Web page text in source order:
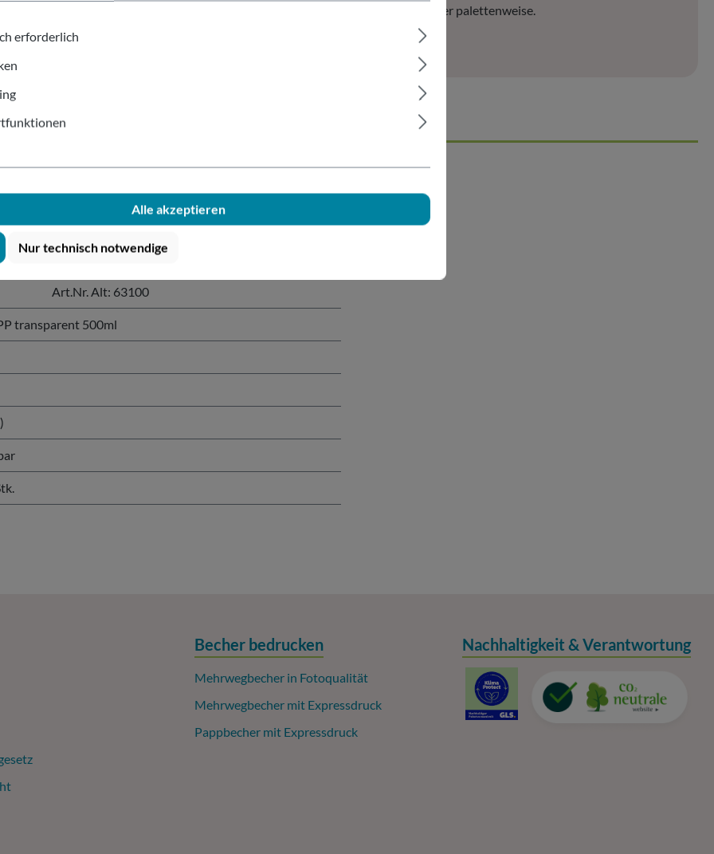
einfach kartonweise oder palettenweise.
PP transparent 500ml"
Art.Nr. Alt: 63100
transparent 500ml
Becher bedrucken
Mehrwegbecher in Fotoqualität
Mehrwegbecher mit Expressdruck
Pappbecher mit Expressdruck
Nachhaltigkeit & Verantwortung
erforderlich
Alle akzeptieren
Nur technisch notwendige